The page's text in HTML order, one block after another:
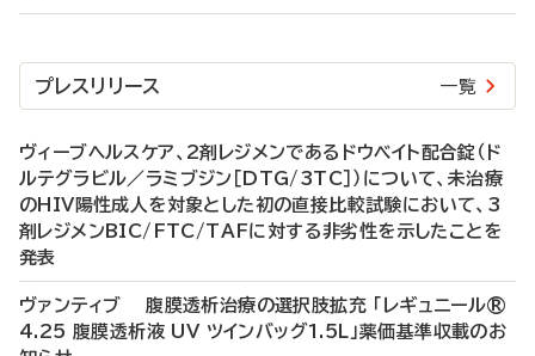
プレスリリース 一覧
ヴィーブヘルスケア、2剤レジメンであるドウベイト配合錠（ド
ルテグラビル／ラミブジン［DTG/3TC］）について、未治療
のHIV陽性成人を対象とした初の直接比較試験において、3
剤レジメンBIC/FTC/TAFに対する非劣性を示したことを
発表
ヴァンティブ 腹膜透析治療の選択肢拡充 「レギュニール®
4.25 腹膜透析液 UV ツインバッグ1.5L」薬価基準収載のお